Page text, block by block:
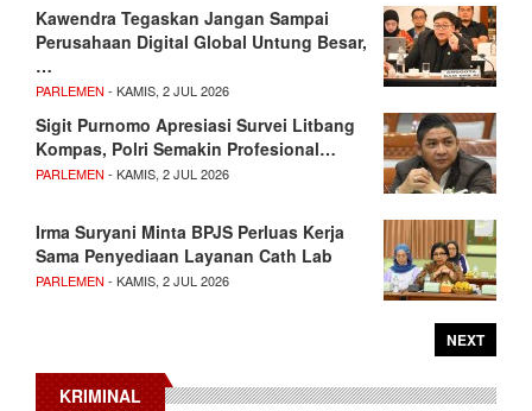
Kawendra Tegaskan Jangan Sampai
Perusahaan Digital Global Untung Besar,
…
PARLEMEN - KAMIS, 2 JUL 2026
Sigit Purnomo Apresiasi Survei Litbang
Kompas, Polri Semakin Profesional…
PARLEMEN - KAMIS, 2 JUL 2026
Irma Suryani Minta BPJS Perluas Kerja
Sama Penyediaan Layanan Cath Lab
PARLEMEN - KAMIS, 2 JUL 2026
NEXT
KRIMINAL